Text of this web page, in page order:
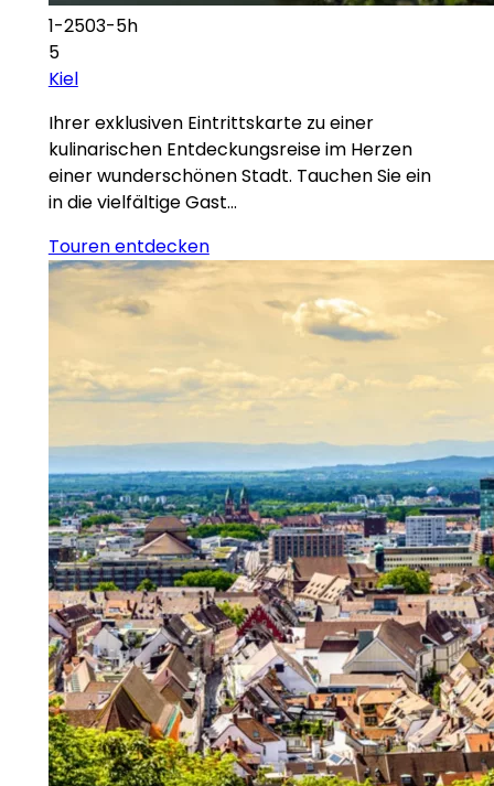
1-2503-5h
5
Kiel
Ihrer exklusiven Eintrittskarte zu einer
kulinarischen Entdeckungsreise im Herzen
einer wunderschönen Stadt. Tauchen Sie ein
in die vielfältige Gast…
Touren entdecken